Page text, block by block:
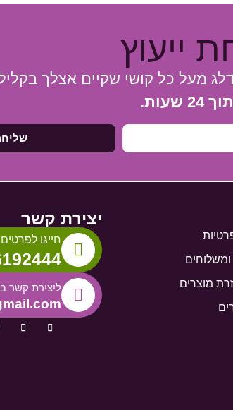
ייעוץ
מעל כל קושי שקיים אצלך
ומשלוחים
מוצרים
יצירת קשר
חייגו
ליצירת קשר